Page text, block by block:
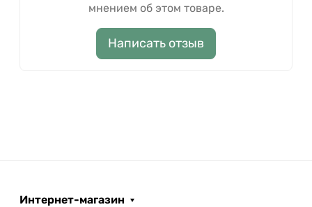
мнением об этом товаре.
Написать отзыв
Интернет-магазин